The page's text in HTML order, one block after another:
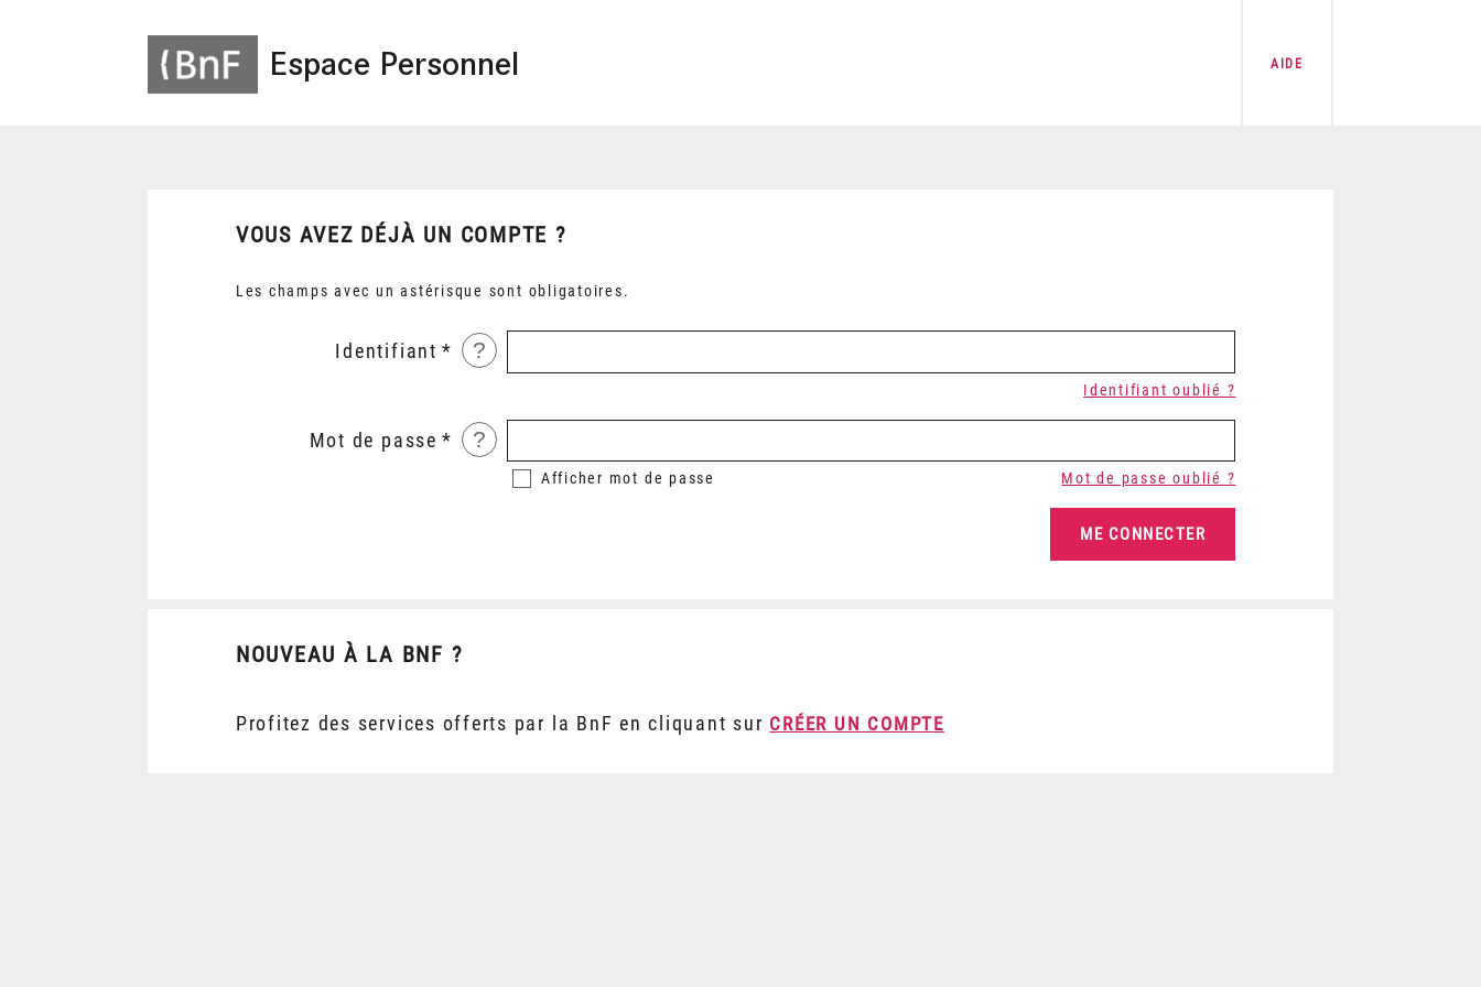
Espace Personnel AIDE
VOUS AVEZ DÉJÀ UN COMPTE ?
Les champs avec un astérisque sont obligatoires.
Identifiant ?
Identifiant oublié ?
Mot de passe ?
Afficher mot de passe Mot de passe oublié ?
NOUVEAU À LA BNF ?
Profitez des services offerts par la BnF en cliquant sur CRÉER UN COMPTE